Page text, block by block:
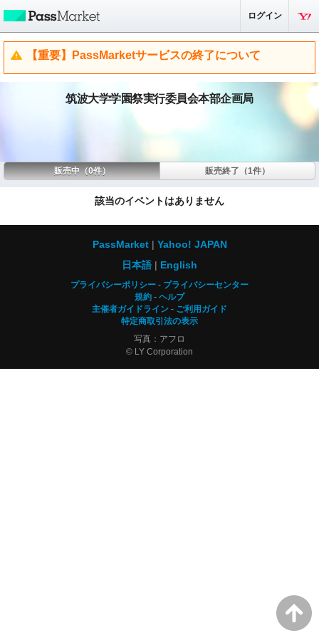
ログイン
【重要】PassMarketサービスの終了について
筑波大学学園祭実行委員会本部企画局
販売中（0件） 販売終了（1件）
該当のイベントはありません
PassMarket
Yahoo! JAPAN
日本語
English
プライバシーポリシー
プライバシーセンター
規約
ヘルプ
主催者ガイドライン
ご利用ガイド
特定商取引法の表示
写真：アフロ
© LY Corporation